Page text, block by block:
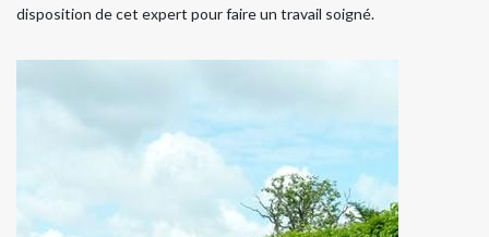
disposition de cet expert pour faire un travail soigné.